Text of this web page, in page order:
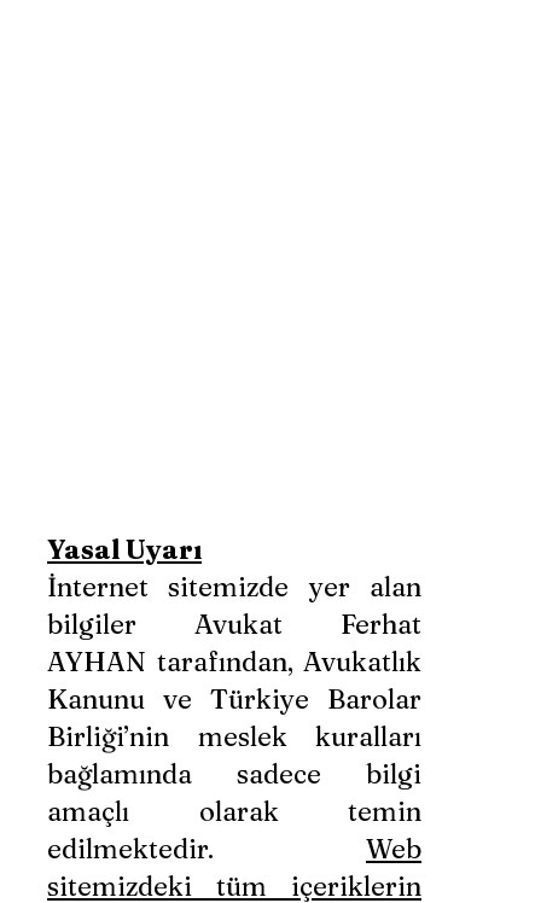
Yasal Uyarı
İnternet sitemizde yer alan
bilgiler Avukat Ferhat
AYHAN tarafından, Avukatlık
Kanunu ve Türkiye Barolar
Birliği’nin meslek kuralları
bağlamında sadece bilgi
amaçlı olarak temin
edilmektedir. Web
sitemizdeki tüm içeriklerin